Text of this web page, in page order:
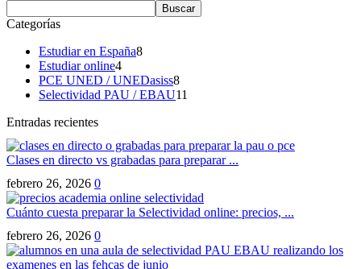
Buscar
Categorías
Estudiar en España8
Estudiar online4
PCE UNED / UNEDasiss8
Selectividad PAU / EBAU11
Entradas recientes
Clases en directo vs grabadas para preparar ...
febrero 26, 2026 0
Cuánto cuesta preparar la Selectividad online: precios, ...
febrero 26, 2026 0